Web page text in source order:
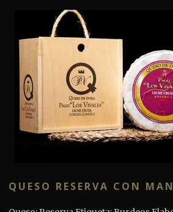
QUESO RESERVA CON